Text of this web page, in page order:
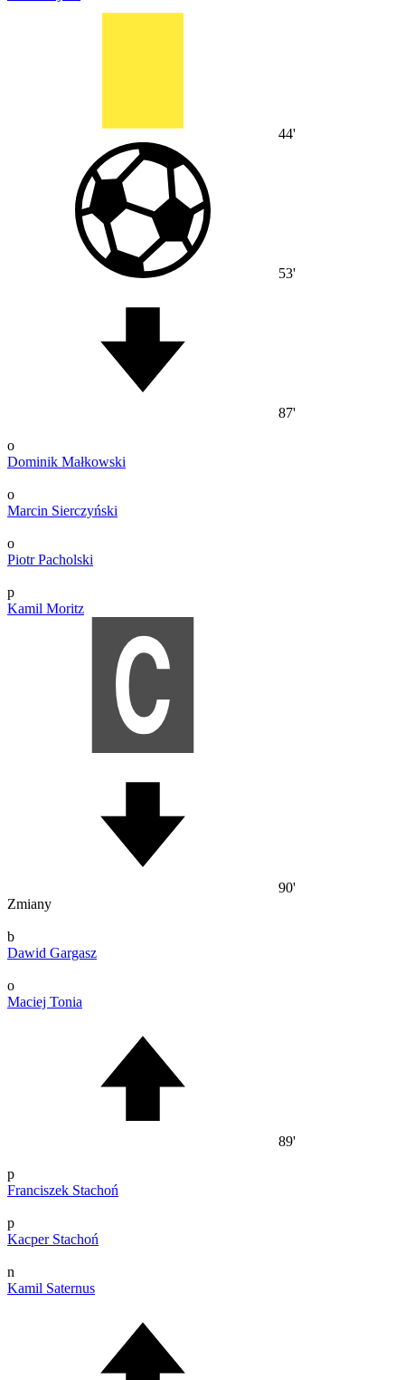
44'
53'
87'
o
Dominik Małkowski
o
Marcin Sierczyński
o
Piotr Pacholski
p
Kamil Moritz
90'
Zmiany
b
Dawid Gargasz
o
Maciej Tonia
89'
p
Franciszek Stachoń
p
Kacper Stachoń
n
Kamil Saternus